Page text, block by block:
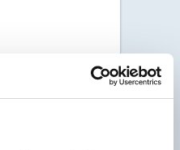
em PDF, no